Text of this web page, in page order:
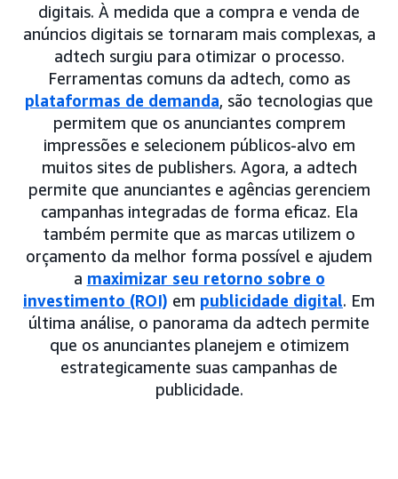
digitais. À medida que a compra e venda de
anúncios digitais se tornaram mais complexas, a
adtech surgiu para otimizar o processo.
Ferramentas comuns da adtech, como as
plataformas de demanda, são tecnologias que
permitem que os anunciantes comprem
impressões e selecionem públicos-alvo em
muitos sites de publishers. Agora, a adtech
permite que anunciantes e agências gerenciem
campanhas integradas de forma eficaz. Ela
também permite que as marcas utilizem o
orçamento da melhor forma possível e ajudem
a maximizar seu retorno sobre o
investimento (ROI) em publicidade digital. Em
última análise, o panorama da adtech permite
que os anunciantes planejem e otimizem
estrategicamente suas campanhas de
publicidade.